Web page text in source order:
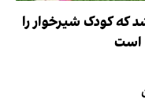
که کودک شیرخوار را
است